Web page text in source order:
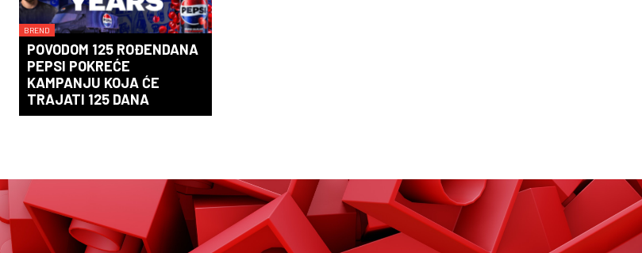
BREND
POVODOM 125 ROĐENDANA
PEPSI POKREĆE
KAMPANJU KOJA ĆE
TRAJATI 125 DANA